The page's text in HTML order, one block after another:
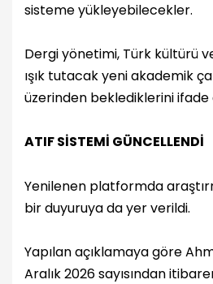
sisteme yükleyebilecekler.
Dergi yönetimi, Türk kültürü
ışık tutacak yeni akademik
üzerinden beklediklerini ifade
ATIF SİSTEMİ GÜNCELLENDİ
Yenilenen platformda
bir duyuruya da yer verildi.
Yapılan açıklamaya göre
Aralık 2026 sayısından